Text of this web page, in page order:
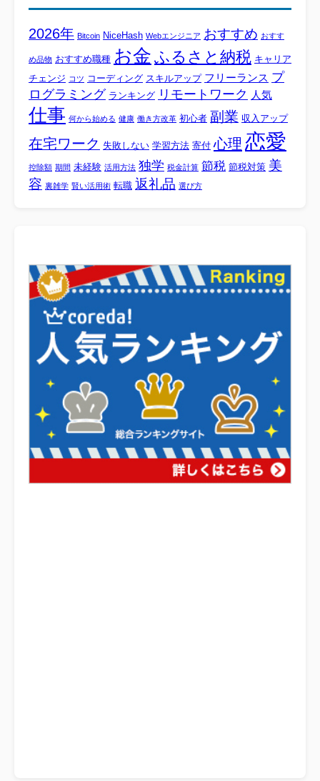
2026年 Bitcoin NiceHash Webエンジニア おすすめ おすす
め品物 おすすめ職種 お金 ふるさと納税 キャリア
チェンジ コツ コーディング スキルアップ フリーランス プ
ログラミング ランキング リモートワーク 人気
仕事 何から始める 健康 働き方改革 初心者 副業 収入アップ
在宅ワーク 失敗しない 学習方法 寄付 心理 恋愛
控除額 期間 未経験 活用方法 独学 税金計算 節税 節税対策 美
容 裏雑学 賢い活用術 転職 返礼品 選び方